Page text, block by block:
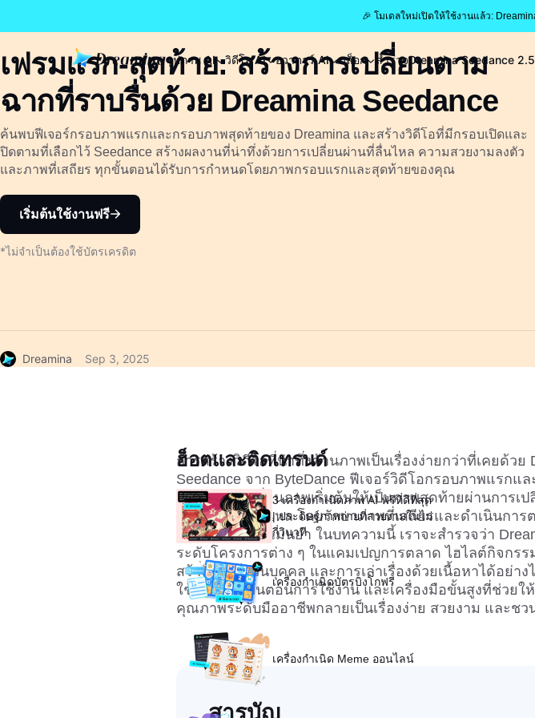
🎉 โมเดลใหม่เปิดให้ใช้งานแล้ว:
รูปภาพ AI วิดีโอ AI อวาตาร์ AI บล็อก สำรวจDreamina Seedance 2.5
เฟรมแรก-สุดท้าย: สร้างการเปลี่ยนตาม
ฉากที่ราบรื่นด้วย Dreamina Seedance
ค้นพบฟีเจอร์กรอบภาพแรกและกรอบภาพสุดท้ายของ Dreamina และสร้างวิดีโอที่มีกรอบเปิดและ
ปิดตามที่เลือกไว้ Seedance สร้างผลงานที่น่าทึ่งด้วยการเปลี่ยนผ่านที่ลื่นไหล ความสวยงามลงตัว
และภาพที่เสถียร ทุกขั้นตอนได้รับการกำหนดโดยภาพกรอบแรกและสุดท้ายของคุณ
เริ่มต้นใช้งานฟรี
*ไม่จำเป็นต้องใช้บัตรเครดิต
Dreamina Sep 3, 2025
การสร้างวิดีโอที่น่าทึ่งด้านภาพเป็นเรื่องง่ายกว่าที่เคยด้วย
Seedance จาก ByteDance ฟีเจอร์วิดีโอกรอบภาพแรกแ
Dreamina เปลี่ยนภาพเริ่มต้นให้เป็นภาพสุดท้ายผ่านการเ
ภาพยนตร์ที่ลื่นไหล โดยรักษาภาพที่เสถียรและดำเนินกา
ซ้อนด้วยความแม่นยำ ในบทความนี้ เราจะสำรวจว่า
ระดับโครงการต่าง ๆ ในแคมเปญการตลาด ไฮไลต์กิจกรร
สร้างสรรค์ส่วนบุคคล และการเล่าเรื่องด้วยเนื้อหาได้อย่าง
ใช้งานจริง ขั้นตอนการใช้งาน และเครื่องมือขั้นสูงที่ช่วยใ
คุณภาพระดับมืออาชีพกลายเป็นเรื่องง่าย สวยงาม และช
สารบัญ
ฮ็อตและติดเทรนด์
3 เครื่องกำเนิดภาพ AI ฟรีที่ดีที่สุด
| ประดิษฐ์ภาพถ่ายที่สวยงามในไม่
กี่วินาที
เครื่องกำเนิดบัตรบิงโกฟรี
เครื่องกำเนิด Meme ออนไลน์